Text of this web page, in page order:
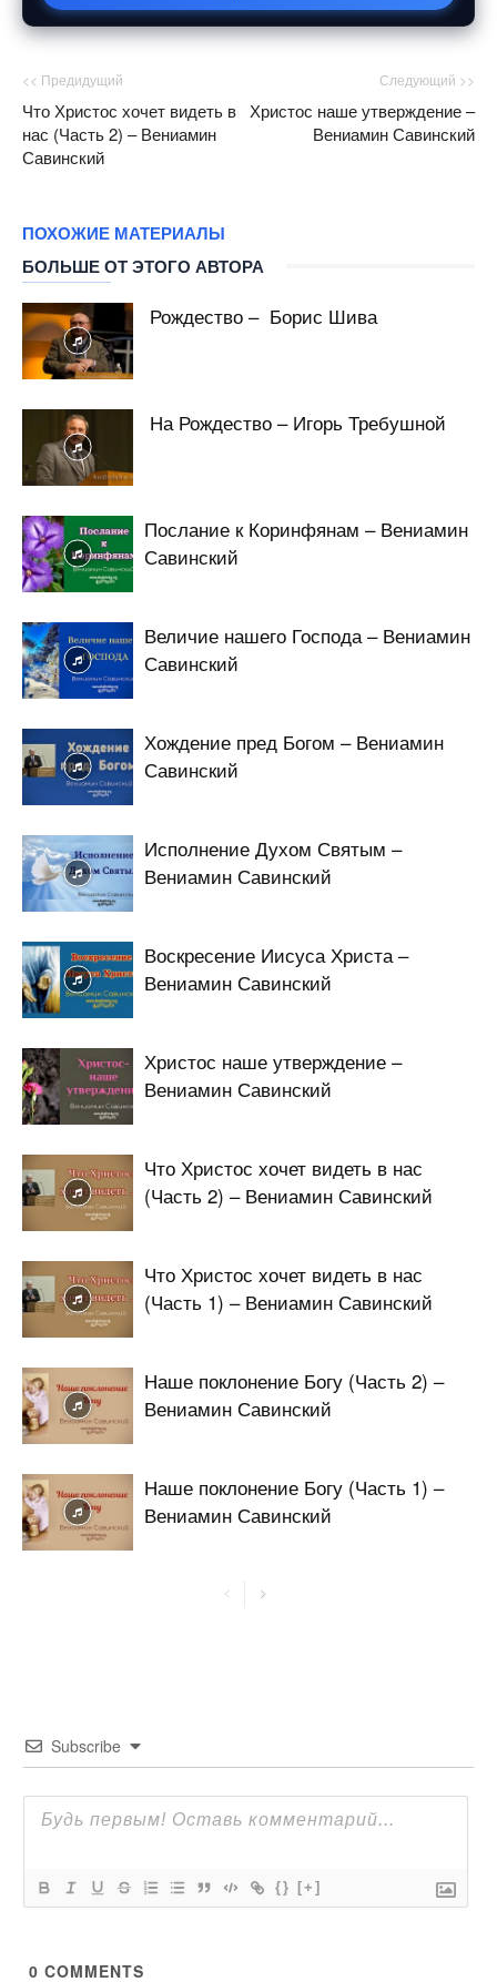
<< Предидущий
Что Христос хочет видеть в
нас (Часть 2) – Вениамин
Савинский
Следующий >>
Христос наше утверждение –
Вениамин Савинский
ПОХОЖИЕ МАТЕРИАЛЫ
БОЛЬШЕ ОТ ЭТОГО АВТОРА
Рождество – Борис Шива
На Рождество – Игорь Требушной
Послание к Коринфянам – Вениамин
Савинский
Величие нашего Господа – Вениамин
Савинский
Хождение пред Богом – Вениамин
Савинский
Исполнение Духом Святым –
Вениамин Савинский
Воскресение Иисуса Христа –
Вениамин Савинский
Христос наше утверждение –
Вениамин Савинский
Что Христос хочет видеть в нас
(Часть 2) – Вениамин Савинский
Что Христос хочет видеть в нас
(Часть 1) – Вениамин Савинский
Наше поклонение Богу (Часть 2) –
Вениамин Савинский
Наше поклонение Богу (Часть 1) –
Вениамин Савинский
Subscribe
{} [+]
0 COMMENTS